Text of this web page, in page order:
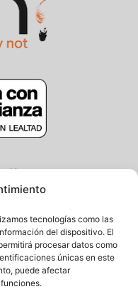
tecnologías como las
del dispositivo. El
procesar datos como
únicas en este
puede afectar
Not
3, Gros
627 014 791